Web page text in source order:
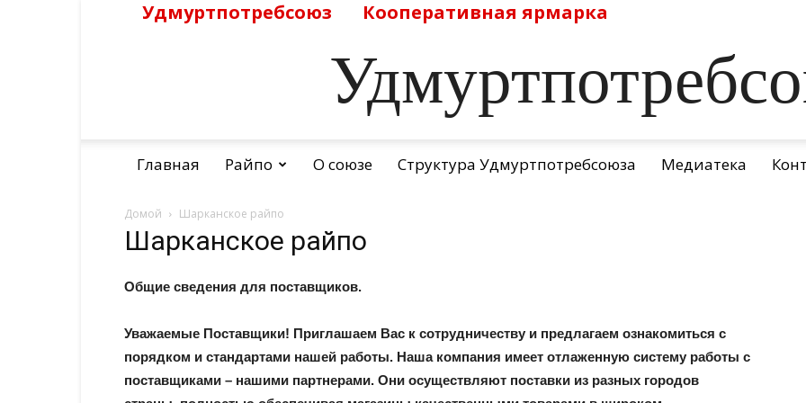
Удмуртпотребсоюз Кооперативная ярмарка
Главная Райпо О союзе Структура Удмуртпотребсоюза Медиатека
Домой Шарканское райпо
Шарканское райпо
Общие сведения для поставщиков.
Уважаемые Поставщики! Приглашаем Вас к сотрудничеству и предлагаем ознакомиться с
порядком и стандартами нашей работы. Наша компания имеет отлаженную систему работы с
поставщиками – нашими партнерами. Они осуществляют поставки из разных городов